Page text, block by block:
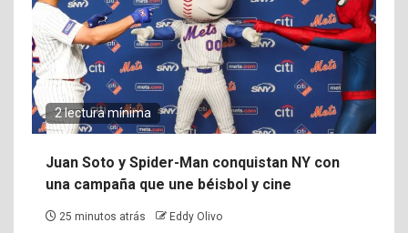
2 lectura mínima
Juan Soto y Spider-Man conquistan NY con
una campaña que une béisbol y cine
25 minutos atrás Eddy Olivo